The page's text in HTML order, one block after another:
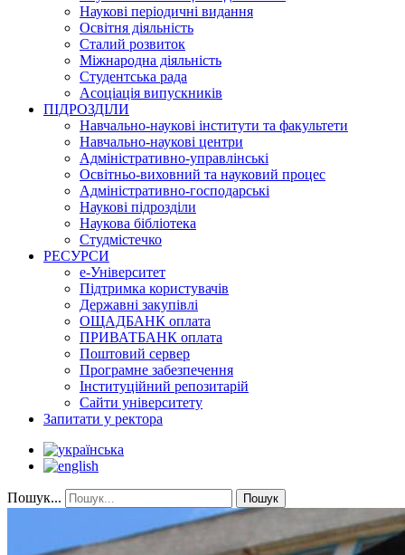
Наукові періодичні видання
Освітня діяльність
Сталий розвиток
Міжнародна діяльність
Студентська рада
Асоціація випускників
ПІДРОЗДІЛИ
Навчально-наукові інститути та факультети
Навчально-наукові центри
Адміністративно-управлінські
Освітньо-виховний та науковий процес
Адміністративно-господарські
Наукові підрозділи
Наукова бібліотека
Студмістечко
РЕСУРСИ
е-Університет
Підтримка користувачів
Державні закупівлі
ОЩАДБАНК оплата
ПРИВАТБАНК оплата
Поштовий сервер
Програмне забезпечення
Інституційний репозитарій
Сайти університету
Запитати у ректора
Пошук... Пошук